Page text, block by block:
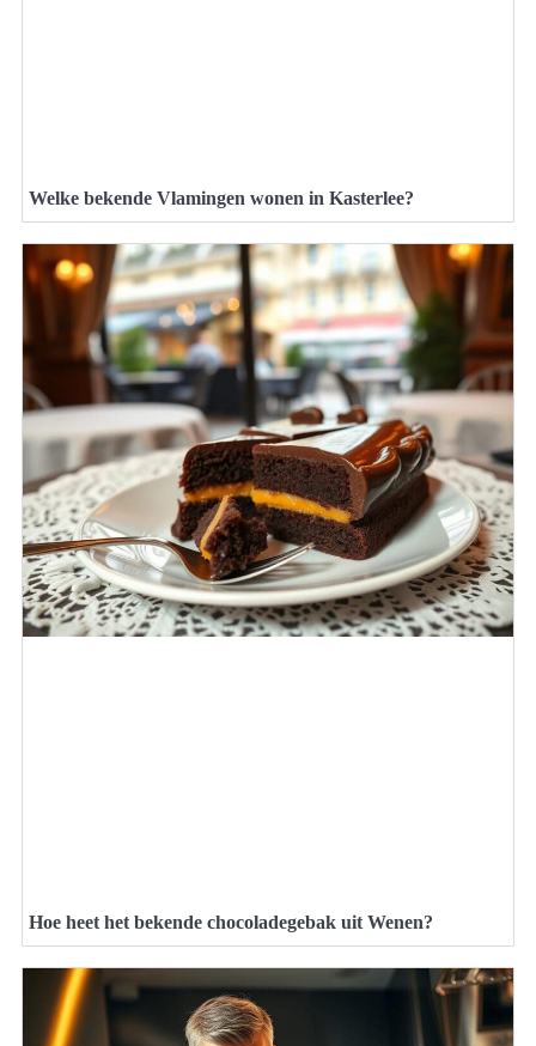
Welke bekende Vlamingen wonen in Kasterlee?
Hoe heet het bekende chocoladegebak uit Wenen?